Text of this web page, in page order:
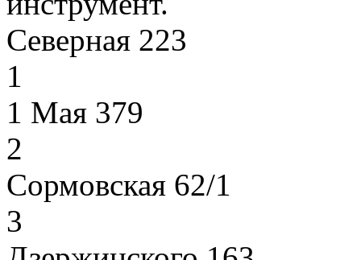
Северная 223
1
1 Мая 379
2
Сормовская 62/1
3